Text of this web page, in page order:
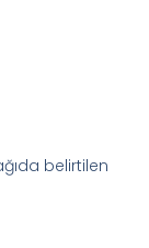
belirtilen